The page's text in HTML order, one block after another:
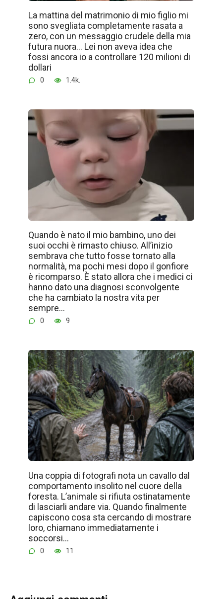
La mattina del matrimonio di mio figlio mi
sono svegliata completamente rasata a
zero, con un messaggio crudele della mia
futura nuora… Lei non aveva idea che
fossi ancora io a controllare 120 milioni di
dollari
0 1.4k.
Quando è nato il mio bambino, uno dei
suoi occhi è rimasto chiuso. All’inizio
sembrava che tutto fosse tornato alla
normalità, ma pochi mesi dopo il gonfiore
è ricomparso. È stato allora che i medici ci
hanno dato una diagnosi sconvolgente
che ha cambiato la nostra vita per
sempre…
0 9
Una coppia di fotografi nota un cavallo dal
comportamento insolito nel cuore della
foresta. L’animale si rifiuta ostinatamente
di lasciarli andare via. Quando finalmente
capiscono cosa sta cercando di mostrare
loro, chiamano immediatamente i
soccorsi…
0 11